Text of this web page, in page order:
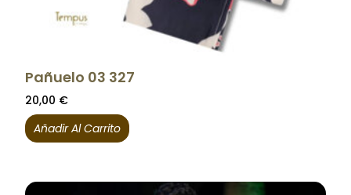
Pañuelo 03 327
20,00 €
Añadir Al Carrito